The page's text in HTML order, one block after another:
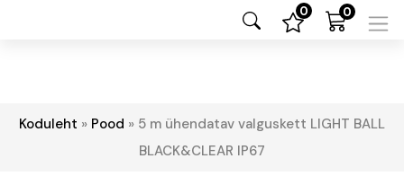
0 0
Koduleht » Pood » 5 m ühendatav valguskett LIGHT BALL
BLACK&CLEAR IP67